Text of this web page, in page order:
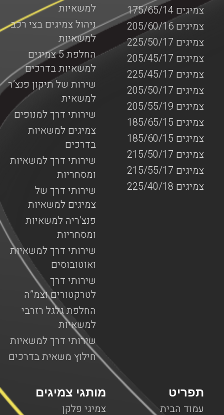
למשאיות
ניהול צמיגים בצי רכב
למשאיות
החלפת 5 צמיגים
למשאיות בדרכים
שירות של תיקון פנצ’ר
למשאית
שירותי דרך למנופים
צמיגים למשאיות
בדרכים
שירותי דרך למשאיות
ומסחריות
שירותי דרך של
צמיגים למשאיות
פנצ’ריה למשאיות
ומסחריות
שירותי דרך למשאיות
ואוטובוסים
שירותי דרך
לטרקטורים וצמ”ה
החלפת גלגל רזרבי
למשאיות
שירותי דרך למשאיות
חילוץ משאית בדרכים
צמיגים 175/65/14
צמיגים 205/60/16
צמיגים 225/50/17
צמיגים 205/45/17
צמיגים 225/45/17
צמיגים 205/50/17
צמיגים 205/55/19
צמיגים 185/65/15
צמיגים 185/60/15
צמיגים 215/50/17
צמיגים 215/55/17
צמיגים 225/40/18
מותגי צמיגים
צמיגי פלקן
תפריט
עמוד הבית